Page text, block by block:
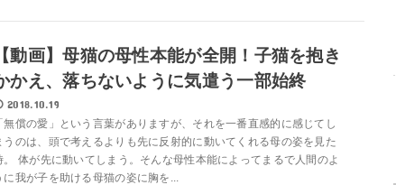
動画】母猫の母性本能が全開！子猫を抱き
かえ、落ちないように気遣う一部始終
2018.10.19
無償の愛」という言葉がありますが、それを一番直感的に感じてし
うのは、頭で考えるよりも先に反射的に動いてくれる母の姿を見た
。 体が先に動いてしまう。そんな母性本能によってまるで人間のよ
に我が子を助ける母猫の姿に胸を...